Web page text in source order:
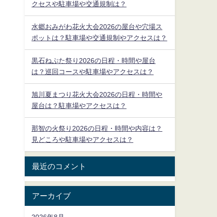
クセスや駐車場や交通規制は？
水郷おみがわ花火大会2026の屋台や穴場ス
ポットは？駐車場や交通規制やアクセスは？
黒石ねぷた祭り2026の日程・時間や屋台
は？巡回コースや駐車場やアクセスは？
旭川夏まつり花火大会2026の日程・時間や
屋台は？駐車場やアクセスは？
那智の火祭り2026の日程・時間や内容は？
見どころや駐車場やアクセスは？
最近のコメント
アーカイブ